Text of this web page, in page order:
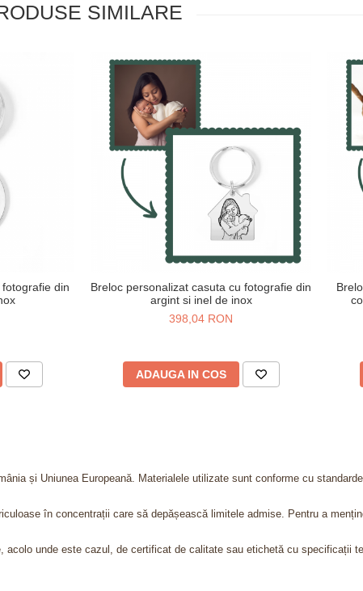
SIMILARE
din
Breloc personalizat casuta cu fotografie din
argint si inel de inox
398,04 RON
ADAUGA IN COS
și Uniunea Europeană. Materialele utilizate sunt conforme cu
în concentrații care să depășească limitele admise. Pentru a
unde este cazul, de certificat de calitate sau etichetă cu specificații